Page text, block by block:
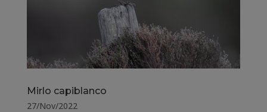
Mirlo capiblanco
27/Nov/2022